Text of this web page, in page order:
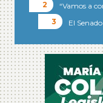
“Vamos a
El